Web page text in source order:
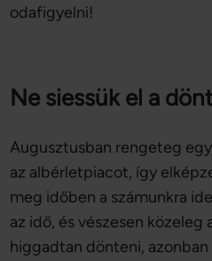
odafigyelni!
Ne siessük el a
Augusztusban rengeteg
az albérletpiacot, így
meg időben a számunkra
az idő, és vészesen közeleg
higgadtan dönteni,